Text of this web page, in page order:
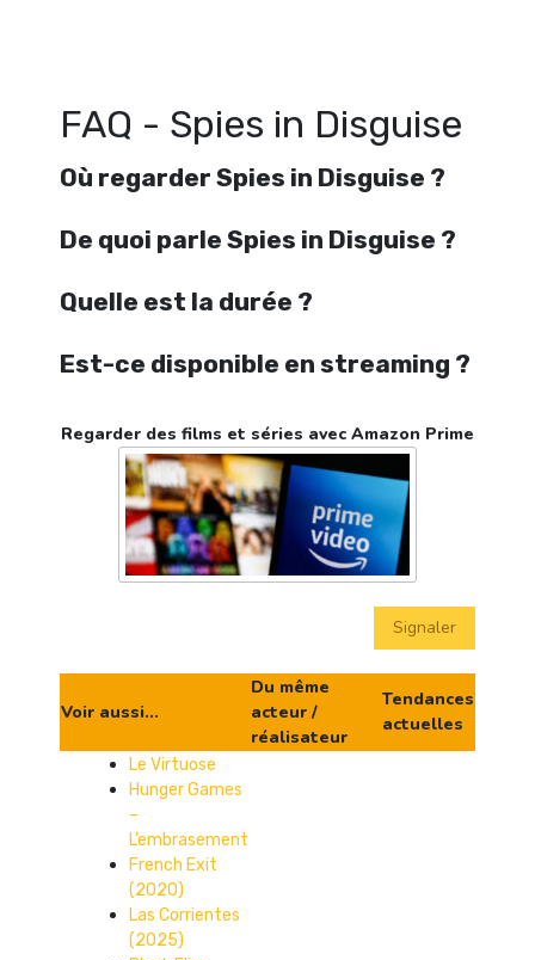
FAQ - Spies in Disguise
Où regarder Spies in Disguise ?
De quoi parle Spies in Disguise ?
Quelle est la durée ?
Est-ce disponible en streaming ?
Regarder des films et séries avec Amazon Prime
Signaler
Voir aussi...
Du même
acteur /
réalisateur
Tendances
actuelles
Le Virtuose
Hunger Games
–
L’embrasement
French Exit
(2020)
Las Corrientes
(2025)